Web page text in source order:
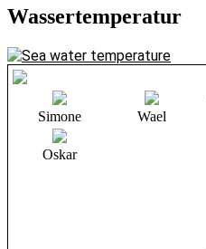
Wassertemperatur
Simone Wael
Oskar